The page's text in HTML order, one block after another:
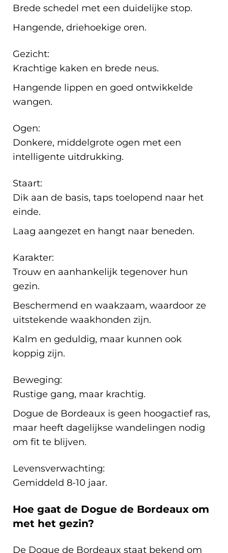
Brede schedel met een duidelijke stop.
Hangende, driehoekige oren.
Gezicht:
Krachtige kaken en brede neus.
Hangende lippen en goed ontwikkelde
wangen.
Ogen:
Donkere, middelgrote ogen met een
intelligente uitdrukking.
Staart:
Dik aan de basis, taps toelopend naar het
einde.
Laag aangezet en hangt naar beneden.
Karakter:
Trouw en aanhankelijk tegenover hun
gezin.
Beschermend en waakzaam, waardoor ze
uitstekende waakhonden zijn.
Kalm en geduldig, maar kunnen ook
koppig zijn.
Beweging:
Rustige gang, maar krachtig.
Dogue de Bordeaux is geen hoogactief ras,
maar heeft dagelijkse wandelingen nodig
om fit te blijven.
Levensverwachting:
Gemiddeld 8-10 jaar.
Hoe gaat de Dogue de Bordeaux om
met het gezin?
De Dogue de Bordeaux staat bekend om